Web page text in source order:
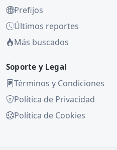
Prefijos
Últimos reportes
Más buscados
Soporte y Legal
Términos y Condiciones
Política de Privacidad
Política de Cookies